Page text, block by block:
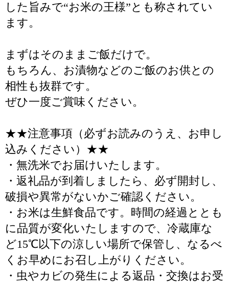
した旨みで“お米の王様”とも称されてい
ます。
まずはそのままご飯だけで。
もちろん、お漬物などのご飯のお供との
相性も抜群です。
ぜひ一度ご賞味ください。
★★注意事項（必ずお読みのうえ、お申し
込みください）★★
・無洗米でお届けいたします。
・返礼品が到着しましたら、必ず開封し、
破損や異常がないかご確認ください。
・お米は生鮮食品です。時間の経過ととも
に品質が変化いたしますので、冷蔵庫な
ど15℃以下の涼しい場所で保管し、なるべ
くお早めにお召し上がりください。
・虫やカビの発生による返品・交換はお受